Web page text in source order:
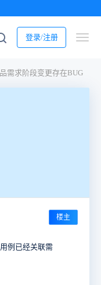
登录/注册
需求阶段变更存在BUG
楼主
例已经关联需